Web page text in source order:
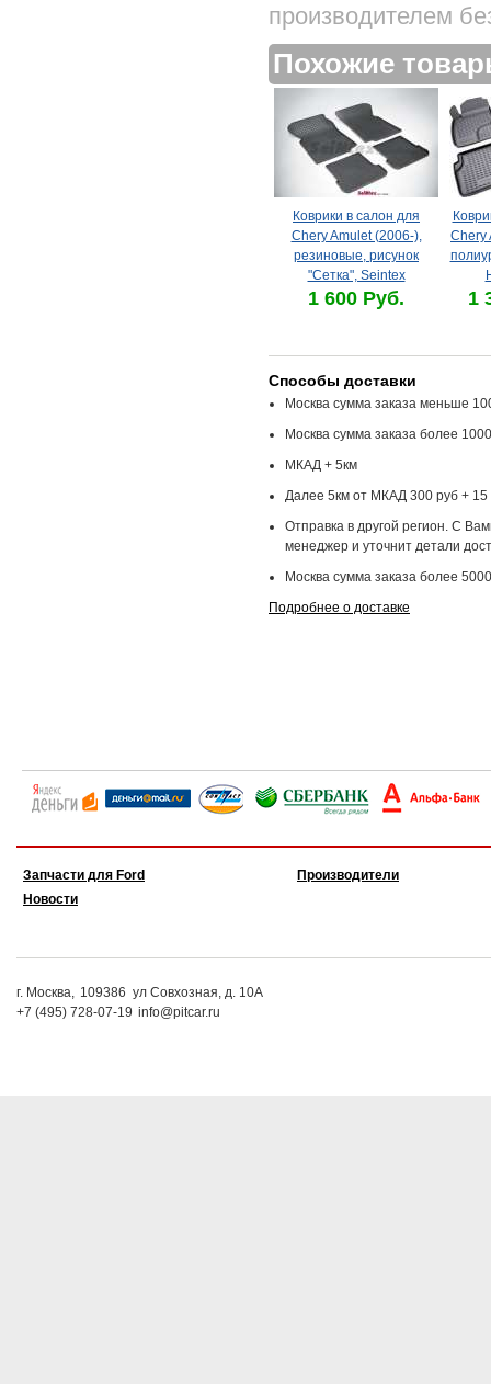
производителем
Похожие
Коврики в салон для
Chery Amulet (2006-),
резиновые, рисунок
"Сетка", Seintex
1 600 Руб.
Chery
1
Способы доставки
Москва сумма заказа меньше
Москва сумма заказа более
МКАД + 5км
Далее 5км от МКАД 300 руб + 15
Отправка в другой регион. С
менеджер и уточнит детали
Москва сумма заказа более
Подробнее о доставке
Запчасти для Ford
Новости
Производители
г. Москва, 109386 ул Совхозная, д. 10А
+7 (495) 728-07-19 info@pitcar.ru